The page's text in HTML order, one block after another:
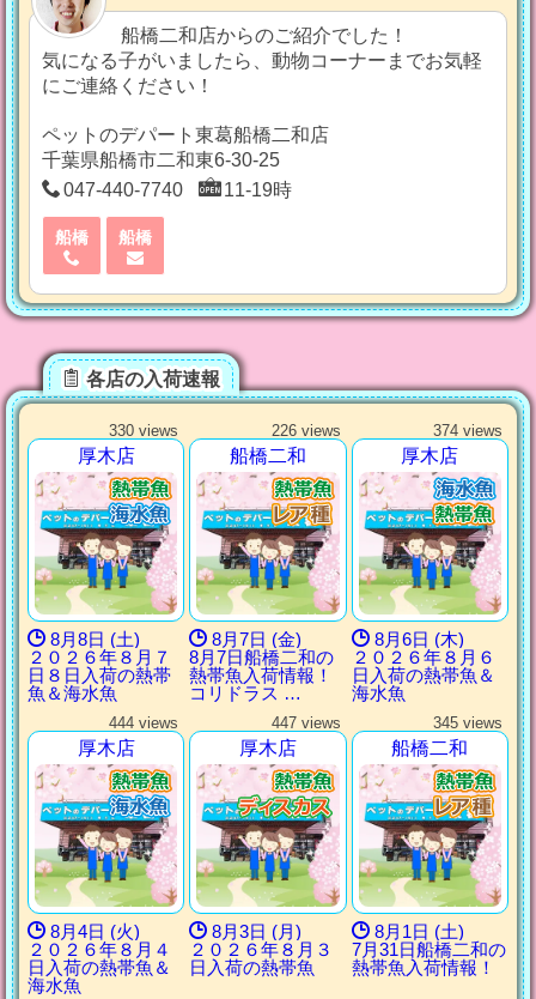
船橋二和店からのご紹介でした！
気になる子がいましたら、動物コーナーまでお気軽
にご連絡ください！
ペットのデパート東葛船橋二和店
千葉県船橋市二和東6-30-25
047-440-7740
11-19時
船橋 船橋
各店の入荷速報
330 views
厚木店
8月8日 (土)
２０２６年８月７
日８日入荷の熱帯
魚＆海水魚
226 views
船橋二和
8月7日 (金)
8月7日船橋二和の
熱帯魚入荷情報！
コリドラス …
374 views
厚木店
8月6日 (木)
２０２６年８月６
日入荷の熱帯魚＆
海水魚
444 views
厚木店
8月4日 (火)
２０２６年８月４
日入荷の熱帯魚＆
海水魚
447 views
厚木店
8月3日 (月)
２０２６年８月３
日入荷の熱帯魚
345 views
船橋二和
8月1日 (土)
7月31日船橋二和の
熱帯魚入荷情報！